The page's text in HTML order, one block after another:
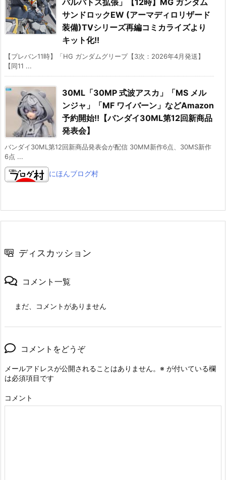
サンドロックEW (アーマディロリザード
装備)TVシリーズ再編コミカライズより
キット化!!
【プレバン11時】「HG ガンダムグリープ【3次：2026年4月発送】
【同11 ...
30ML「30MP 式波アスカ」「MS メル
ンジャ」「MF ワイバーン」などAmazon
予約開始!!【バンダイ30ML第12回新商品
発表会】
バンダイ30ML第12回新商品発表会が配信 30MM新作6点、30MS新作
6点 ...
にほんブログ村
ディスカッション
コメント一覧
まだ、コメントがありません
コメントをどうぞ
メールアドレスが公開されることはありません。 ※ が付いている欄
は必須項目です
コメント